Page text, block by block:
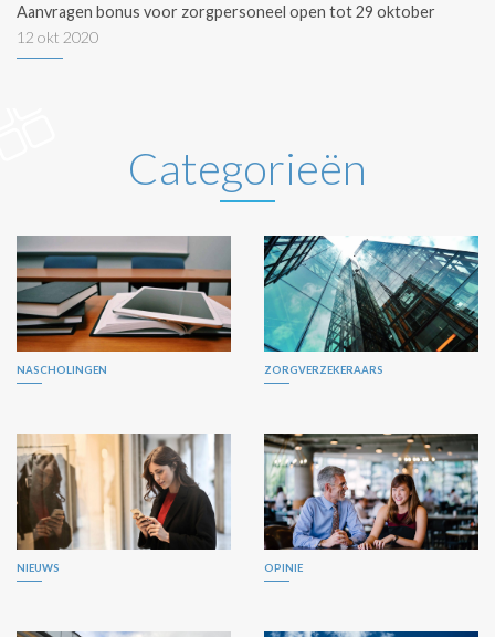
Aanvragen bonus voor zorgpersoneel open tot 29 oktober
12 okt 2020
Categorieën
NASCHOLINGEN ZORGVERZEKERAARS
NIEUWS OPINIE